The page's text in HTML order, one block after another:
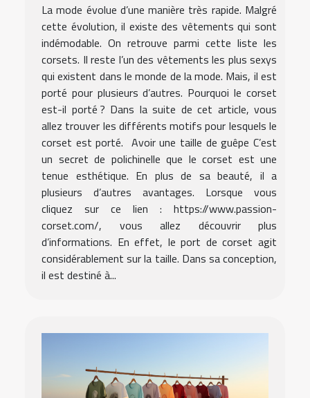
La mode évolue d’une manière très rapide. Malgré
cette évolution, il existe des vêtements qui sont
indémodable. On retrouve parmi cette liste les
corsets. Il reste l’un des vêtements les plus sexys
qui existent dans le monde de la mode. Mais, il est
porté pour plusieurs d’autres. Pourquoi le corset
est-il porté ? Dans la suite de cet article, vous
allez trouver les différents motifs pour lesquels le
corset est porté. Avoir une taille de guêpe C’est
un secret de polichinelle que le corset est une
tenue esthétique. En plus de sa beauté, il a
plusieurs d’autres avantages. Lorsque vous
cliquez sur ce lien : https://www.passion-
corset.com/, vous allez découvrir plus
d’informations. En effet, le port de corset agit
considérablement sur la taille. Dans sa conception,
il est destiné à...